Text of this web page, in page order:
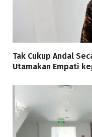
Tak Cukup Andal
Utamakan Empati